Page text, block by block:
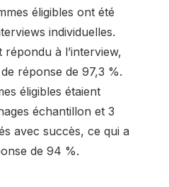
éligibles ont été
individuelles.
à l’interview,
réponse de 97,3 %.
éligibles étaient
échantillon et 3
avec succès, ce qui a
de 94 %.